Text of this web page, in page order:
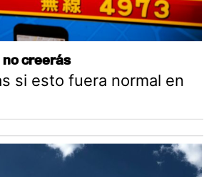
creerás
si esto fuera normal en